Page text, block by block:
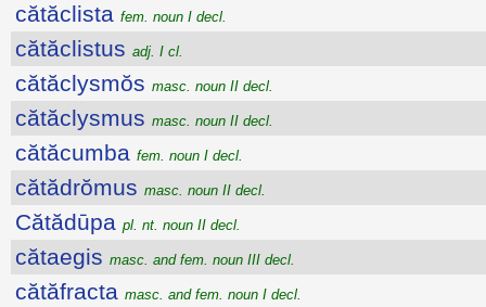
cătăclista fem. noun I decl.
cătăclistus adj. I cl.
cătăclysmŏs masc. noun II decl.
cătăclysmus masc. noun II decl.
cătăcumba fem. noun I decl.
cătădrŏmus masc. noun II decl.
Cătădūpa pl. nt. noun II decl.
cătaegis masc. and fem. noun III decl.
cătăfracta masc. and fem. noun I decl.